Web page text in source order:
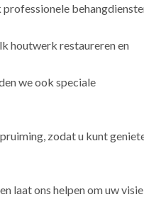
houtwerk restaureren en
we ook speciale
zodat u kunt
en laat ons helpen om uw visie